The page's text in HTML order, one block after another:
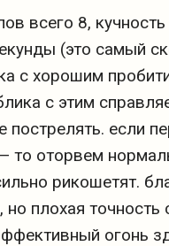
всего 8,
(это самый
с хорошим
с этим
если
то оторвем
рикошетят.
плохая
огонь